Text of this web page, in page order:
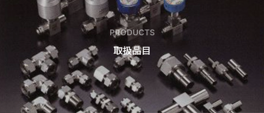
PRODUCTS
取扱品目